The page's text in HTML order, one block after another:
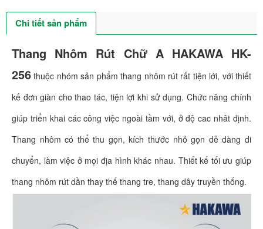
Chi tiết sản phẩm
Thang Nhôm Rút Chữ A HAKAWA HK-
256 thuộc nhóm sản phẩm thang nhôm rút rất tiện lới, với thiết
kế đơn giàn cho thao tác, tiện lợi khi sử dụng. Chức năng chính
giúp triển khai các công việc ngoài tầm với, ở độ cac nhât định.
Thang nhôm có thể thu gọn, kích thước nhỏ gọn dễ dàng di
chuyển, làm việc ở mọi địa hình khác nhau. Thiết kế tối ưu giúp
thang nhôm rút dần thay thế thang tre, thang dây truyền thống.